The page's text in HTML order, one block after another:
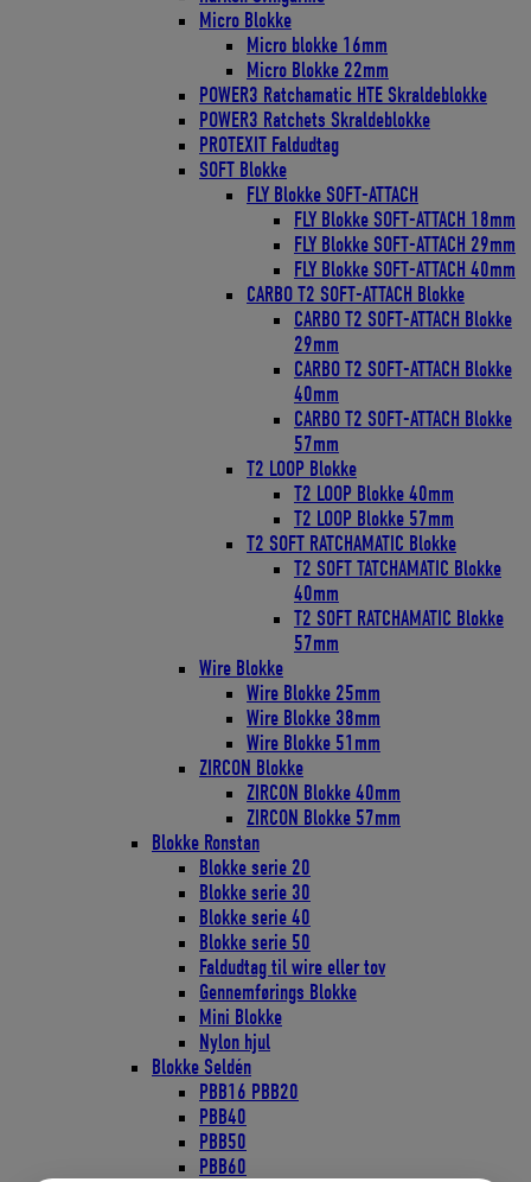
Micro Blokke
Micro blokke 16mm
Micro Blokke 22mm
POWER3 Ratchamatic HTE Skraldeblokke
POWER3 Ratchets Skraldeblokke
PROTEXIT Faldudtag
SOFT Blokke
FLY Blokke SOFT-ATTACH
FLY Blokke SOFT-ATTACH 18mm
FLY Blokke SOFT-ATTACH 29mm
FLY Blokke SOFT-ATTACH 40mm
CARBO T2 SOFT-ATTACH Blokke
CARBO T2 SOFT-ATTACH Blokke
29mm
CARBO T2 SOFT-ATTACH Blokke
40mm
CARBO T2 SOFT-ATTACH Blokke
57mm
T2 LOOP Blokke
T2 LOOP Blokke 40mm
T2 LOOP Blokke 57mm
T2 SOFT RATCHAMATIC Blokke
T2 SOFT TATCHAMATIC Blokke
40mm
T2 SOFT RATCHAMATIC Blokke
57mm
Wire Blokke
Wire Blokke 25mm
Wire Blokke 38mm
Wire Blokke 51mm
ZIRCON Blokke
ZIRCON Blokke 40mm
ZIRCON Blokke 57mm
Blokke Ronstan
Blokke serie 20
Blokke serie 30
Blokke serie 40
Blokke serie 50
Faldudtag til wire eller tov
Gennemførings Blokke
Mini Blokke
Nylon hjul
Blokke Seldén
PBB16 PBB20
PBB40
PBB50
PBB60